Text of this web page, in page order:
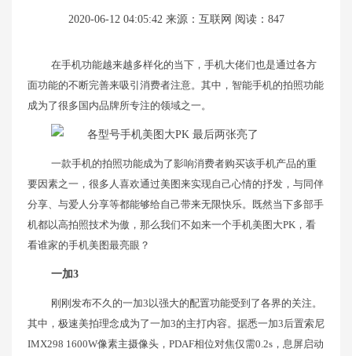
2020-06-12 04:05:42 来源：互联网 阅读：847
在手机功能越来越多样化的当下，手机大佬们也是通过各方
面功能的不断完善来吸引消费者注意。其中，智能手机的拍照功能
成为了很多国内品牌所专注的领域之一。
一款手机的拍照功能成为了影响消费者购买该手机产品的重
要因素之一，很多人喜欢通过美图来实现自己心情的抒发，与同伴
分享、与爱人分享等都能够给自己带来无限快乐。既然当下多部手
机都以高拍照技术为傲，那么我们不如来一个手机美图大PK，看
看谁家的手机美图最亮眼？
一加3
刚刚发布不久的一加3以强大的配置功能受到了各界的关注。
其中，极速美拍理念成为了一加3的主打内容。据悉一加3后置索尼
IMX298 1600W像素主摄像头，PDAF相位对焦仅需0.2s，息屏启动